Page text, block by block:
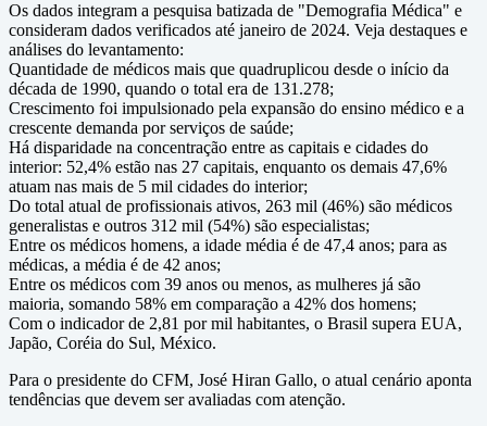
Os dados integram a pesquisa batizada de "Demografia Médica" e
consideram dados verificados até janeiro de 2024. Veja destaques e
análises do levantamento:
Quantidade de médicos mais que quadruplicou desde o início da
década de 1990, quando o total era de 131.278;
Crescimento foi impulsionado pela expansão do ensino médico e a
crescente demanda por serviços de saúde;
Há disparidade na concentração entre as capitais e cidades do
interior: 52,4% estão nas 27 capitais, enquanto os demais 47,6%
atuam nas mais de 5 mil cidades do interior;
Do total atual de profissionais ativos, 263 mil (46%) são médicos
generalistas e outros 312 mil (54%) são especialistas;
Entre os médicos homens, a idade média é de 47,4 anos; para as
médicas, a média é de 42 anos;
Entre os médicos com 39 anos ou menos, as mulheres já são
maioria, somando 58% em comparação a 42% dos homens;
Com o indicador de 2,81 por mil habitantes, o Brasil supera EUA,
Japão, Coréia do Sul, México.
Para o presidente do CFM, José Hiran Gallo, o atual cenário aponta
tendências que devem ser avaliadas com atenção.